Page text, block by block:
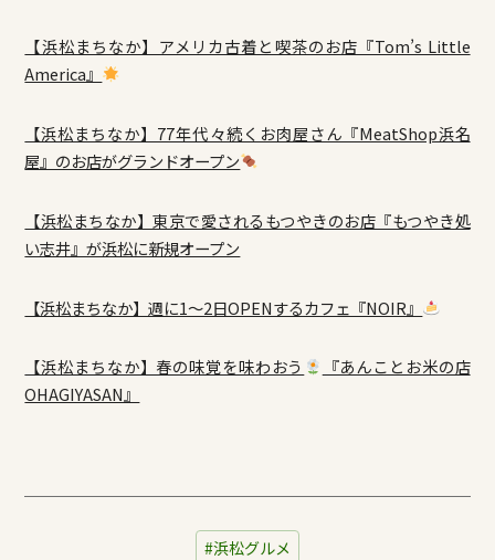
【浜松まちなか】アメリカ古着と喫茶のお店『Tom’s Little
America』
【浜松まちなか】77年代々続くお肉屋さん『MeatShop浜名
屋』のお店がグランドオープン
【浜松まちなか】東京で愛されるもつやきのお店『もつやき処
い志井』が浜松に新規オープン
【浜松まちなか】週に1～2日OPENするカフェ『NOIR』
【浜松まちなか】春の味覚を味わおう
『あんことお米の店
OHAGIYASAN』
浜松グルメ